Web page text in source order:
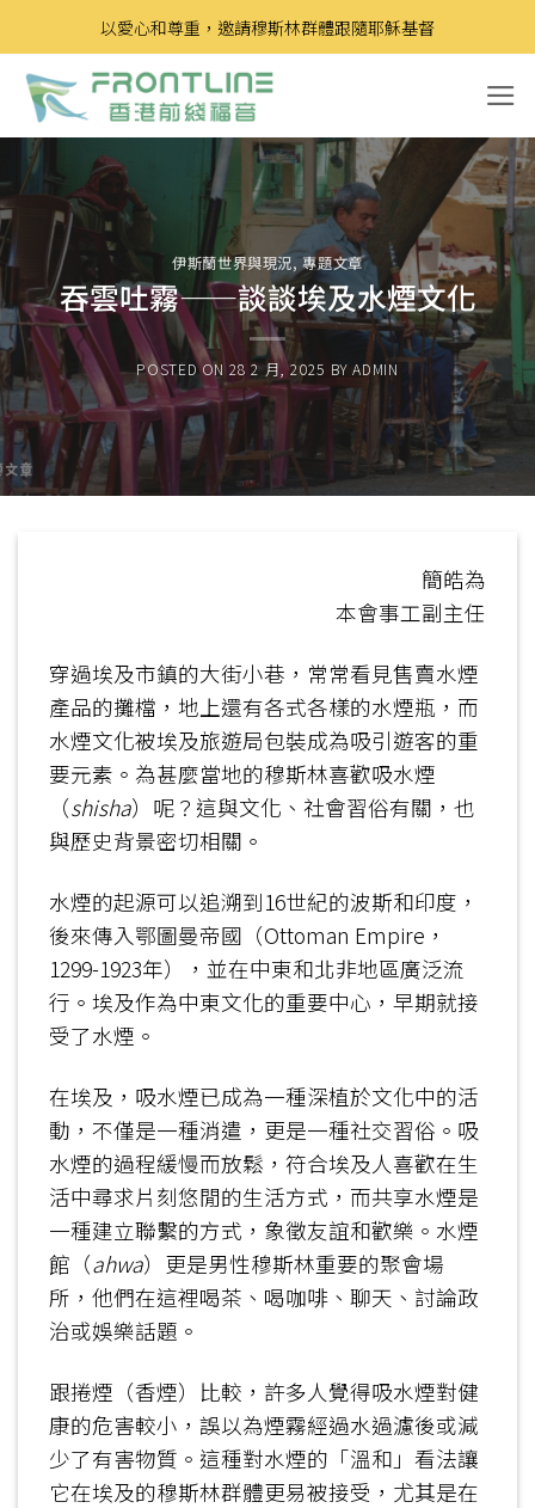
to
content
以愛心和尊重，邀請穆斯林群體跟隨耶穌基督
伊斯蘭世界與現況,專題文章
吞雲吐霧——談談埃及水煙文化
POSTED ON 28 2 月, 2025 BYADMIN
簡皓為
本會事工副主任
穿過埃及市鎮的大街小巷，常常看見售賣水煙
產品的攤檔，地上還有各式各樣的水煙瓶，而
水煙文化被埃及旅遊局包裝成為吸引遊客的重
要元素。為甚麼當地的穆斯林喜歡吸水煙
（shisha）呢？這與文化、社會習俗有關，也
與歷史背景密切相關。
水煙的起源可以追溯到16世紀的波斯和印度，
後來傳入鄂圖曼帝國（Ottoman Empire，
1299-1923年），並在中東和北非地區廣泛流
行。埃及作為中東文化的重要中心，早期就接
受了水煙。
在埃及，吸水煙已成為一種深植於文化中的活
動，不僅是一種消遣，更是一種社交習俗。吸
水煙的過程緩慢而放鬆，符合埃及人喜歡在生
活中尋求片刻悠閒的生活方式，而共享水煙是
一種建立聯繫的方式，象徵友誼和歡樂。水煙
館（ahwa）更是男性穆斯林重要的聚會場
所，他們在這裡喝茶、喝咖啡、聊天、討論政
治或娛樂話題。
跟捲煙（香煙）比較，許多人覺得吸水煙對健
康的危害較小，誤以為煙霧經過水過濾後或減
少了有害物質。這種對水煙的「溫和」看法讓
它在埃及的穆斯林群體更易被接受，尤其是在